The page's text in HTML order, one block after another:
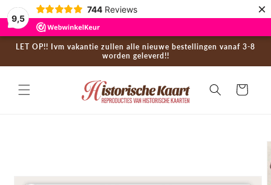
9,5
744 Reviews ×
Skip to
content
LET OP!! Ivm vakantie zullen alle nieuwe bestellingen vanaf 3-8
worden geleverd!!
Cart